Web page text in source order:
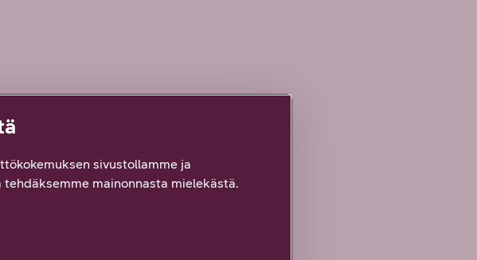
sivustollamme ja
mainonnasta mielekästä.